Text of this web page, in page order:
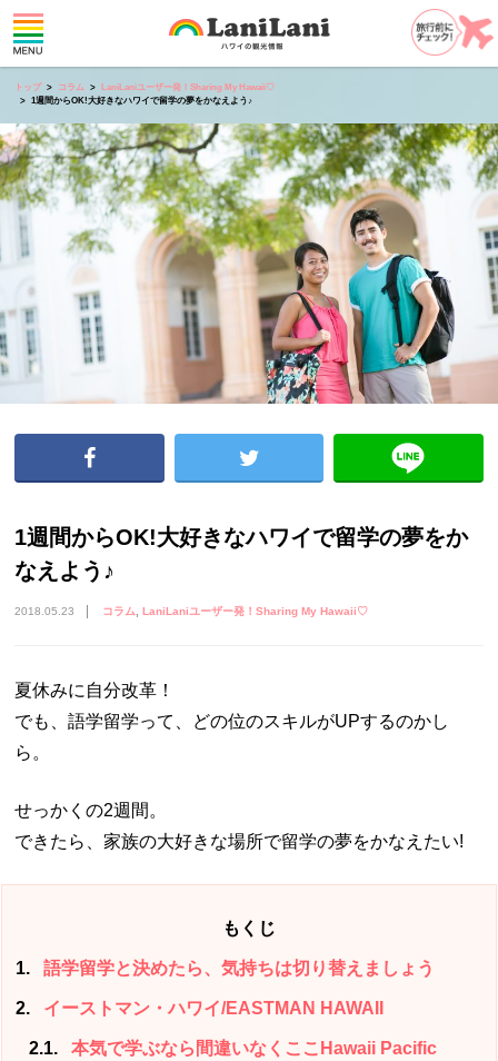
トップ コラム
LaniLaniユーザー発！Sharing My Hawaii♡
1週間からOK!大好きなハワイで留学の夢をかなえよう♪
1週間からOK!大好きなハワイで留学の夢をか
なえよう♪
2018.05.23 コラム LaniLaniユーザー発！Sharing My Hawaii♡
夏休みに自分改革！
でも、語学留学って、どの位のスキルがUPするのかし
ら。
せっかくの2週間。
できたら、家族の大好きな場所で留学の夢をかなえたい!
もくじ
1 語学留学と決めたら、気持ちは切り替えましょう
2 イーストマン・ハワイ/EASTMAN HAWAII
2.1
本気で学ぶなら間違いなくここHawaii Pacific